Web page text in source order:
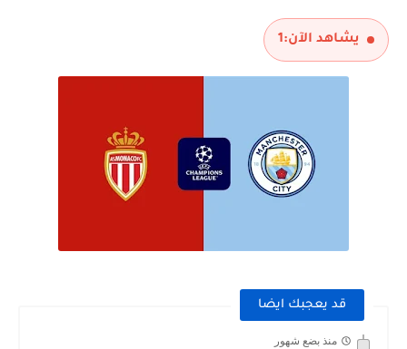
يشاهد الآن:1
قد يعجبك ايضا
منذ بضع شهور